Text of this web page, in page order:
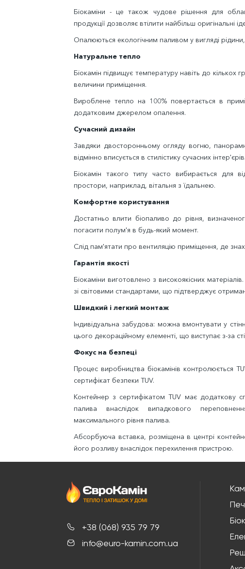
Біокаміни - це також чудове рішення для
продукції дозволяє втілити найбільш оригінальні
Опалюються екологічним паливом у вигляді
Натуральне тепло
Біокамін підвищує температуру навіть до кількох
величини приміщення.
Вироблене тепло на 100% повертається в
додатковим джерелом опалення.
Сучасний дизайн
Завдяки двосторонньому огляду вогню,
відмінно вписується в стилістику сучасних інтер'єрів.
Біокамін такого типу часто вибирається для
простори, наприклад, вітальня з їдальнею.
Комфортне користування
Достатньо влити біопаливо до рівня,
погасити полум'я в будь-який момент.
Слід пам'ятати про вентиляцію приміщення, де
Гарантія якості
Біокаміни виготовлено з високоякісних
зі світовими стандартами, що підтверджує
Швидкий і легкий монтаж
Індивідуальна забудова: можна вмонтувати у
цього декораційному елементі, що виступає з-за
Фокус на безпеці
Процес виробництва біокамінів контролюється
сертифікат безпеки TUV.
Контейнер з сертифікатом TUV має додаткову
палива внаслідок випадкового
максимального рівня палива.
Абсорбуюча вставка, розміщена в центрі
його розливу внаслідок перехилення пристрою.
+38 (068) 935 79 79
info@euro-kamin.com.ua